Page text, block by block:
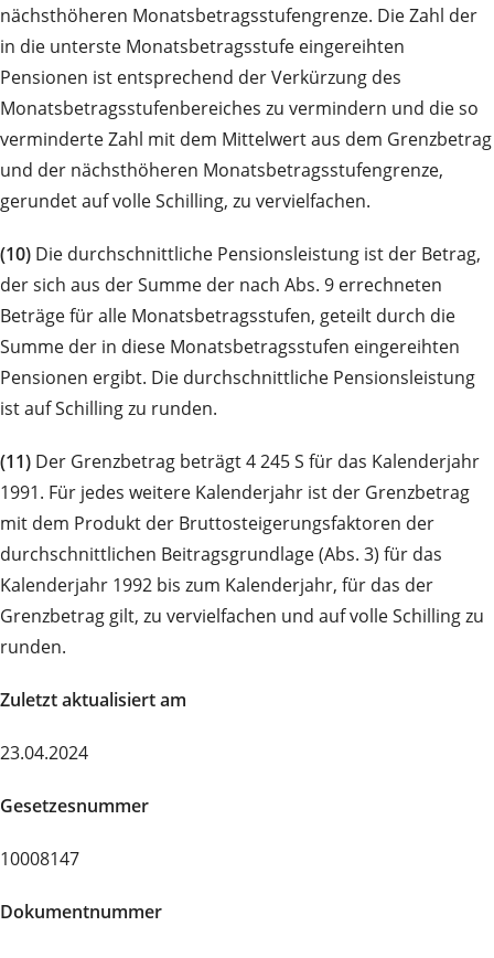
nächsthöheren Monatsbetragsstufengrenze. Die Zahl der
in die unterste Monatsbetragsstufe eingereihten
Pensionen ist entsprechend der Verkürzung des
Monatsbetragsstufenbereiches zu vermindern und die so
verminderte Zahl mit dem Mittelwert aus dem Grenzbetrag
und der nächsthöheren Monatsbetragsstufengrenze,
gerundet auf volle Schilling, zu vervielfachen.
(10) Die durchschnittliche Pensionsleistung ist der Betrag,
der sich aus der Summe der nach Abs. 9 errechneten
Beträge für alle Monatsbetragsstufen, geteilt durch die
Summe der in diese Monatsbetragsstufen eingereihten
Pensionen ergibt. Die durchschnittliche Pensionsleistung
ist auf Schilling zu runden.
(11) Der Grenzbetrag beträgt 4 245 S für das Kalenderjahr
1991. Für jedes weitere Kalenderjahr ist der Grenzbetrag
mit dem Produkt der Bruttosteigerungsfaktoren der
durchschnittlichen Beitragsgrundlage (Abs. 3) für das
Kalenderjahr 1992 bis zum Kalenderjahr, für das der
Grenzbetrag gilt, zu vervielfachen und auf volle Schilling zu
runden.
Zuletzt aktualisiert am
23.04.2024
Gesetzesnummer
10008147
Dokumentnummer